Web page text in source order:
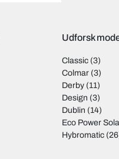
Udforsk
Classic (3)
Colmar (3)
Derby (11)
Design (3)
Dublin (14)
Eco Power
Hybromatic